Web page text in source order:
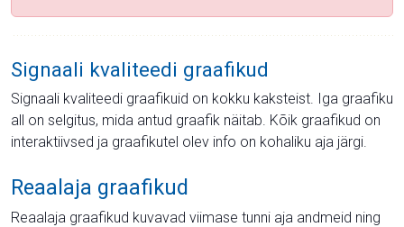
Signaali kvaliteedi graafikud
Signaali kvaliteedi graafikuid on kokku kaksteist. Iga graafiku
all on selgitus, mida antud graafik näitab. Kõik graafikud on
interaktiivsed ja graafikutel olev info on kohaliku aja järgi.
Reaalaja graafikud
Reaalaja graafikud kuvavad viimase tunni aja andmeid ning